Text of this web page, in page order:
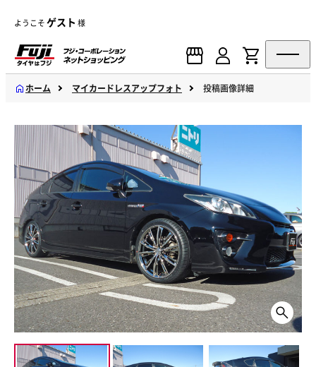
ようこそゲスト 様
ホーム マイカードレスアップフォト 投稿画像詳細